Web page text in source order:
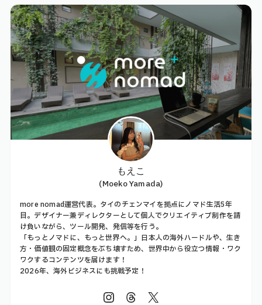
もえこ
(Moeko Yamada)
more nomad運営代表。タイのチェンマイを拠点にノマド生活5年
目。デザイナー兼ディレクターとして個人でクリエイティブ制作を請
け負いながら、ツール開発、発信等を行う。
「もっとノマドに、もっと世界へ。」日本人の海外ハードルや、生き
方・価値観の固定概念をぶち壊すため、世界中から役立つ情報・ワク
ワクするコンテンツを届けます！
2026年、海外ビジネスにも挑戦予定！